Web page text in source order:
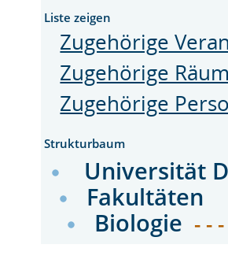
Liste zeigen
Zugehörige
Zugehörige
Zugehörige
Strukturbaum
Universität
Fakultäten
Biologie - -